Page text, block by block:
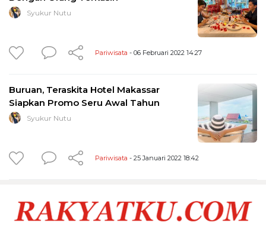
Syukur Nutu
Pariwisata - 06 Februari 2022 14:27
Buruan, Teraskita Hotel Makassar
Siapkan Promo Seru Awal Tahun
Syukur Nutu
Pariwisata - 25 Januari 2022 18:42